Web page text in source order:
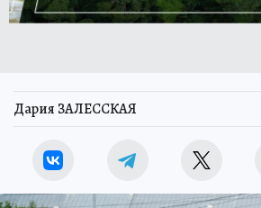
Дария ЗАЛЕССКАЯ